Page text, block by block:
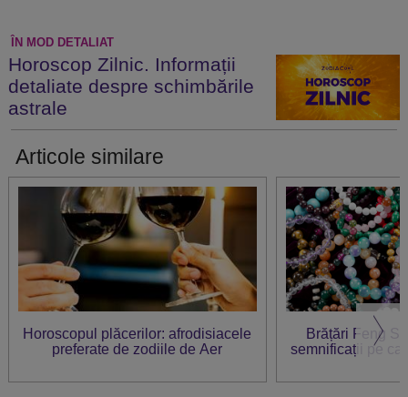
ÎN MOD DETALIAT
Horoscop Zilnic. Informații
detaliate despre schimbările
astrale
Articole similare
Horoscopul plăcerilor: afrodisiacele
preferate de zodiile de Aer
Brățări Feng
semnificații pe